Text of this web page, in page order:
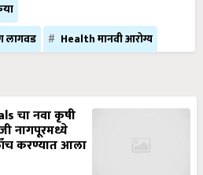
लागवड
Health मानवी आरोग्य
चा नवा कृषी
नागपूरमध्ये
लाँच करण्यात आला